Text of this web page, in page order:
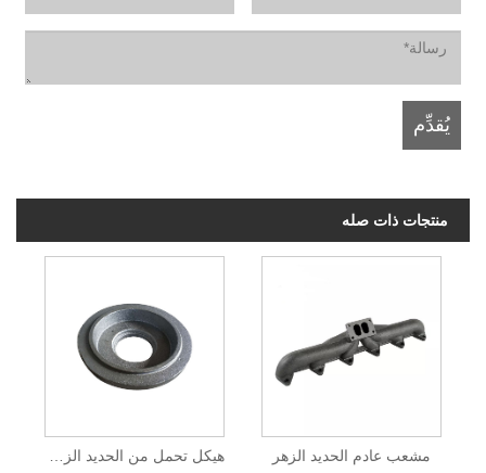
منتجات ذات صله
مشعب عادم الحديد الزهر